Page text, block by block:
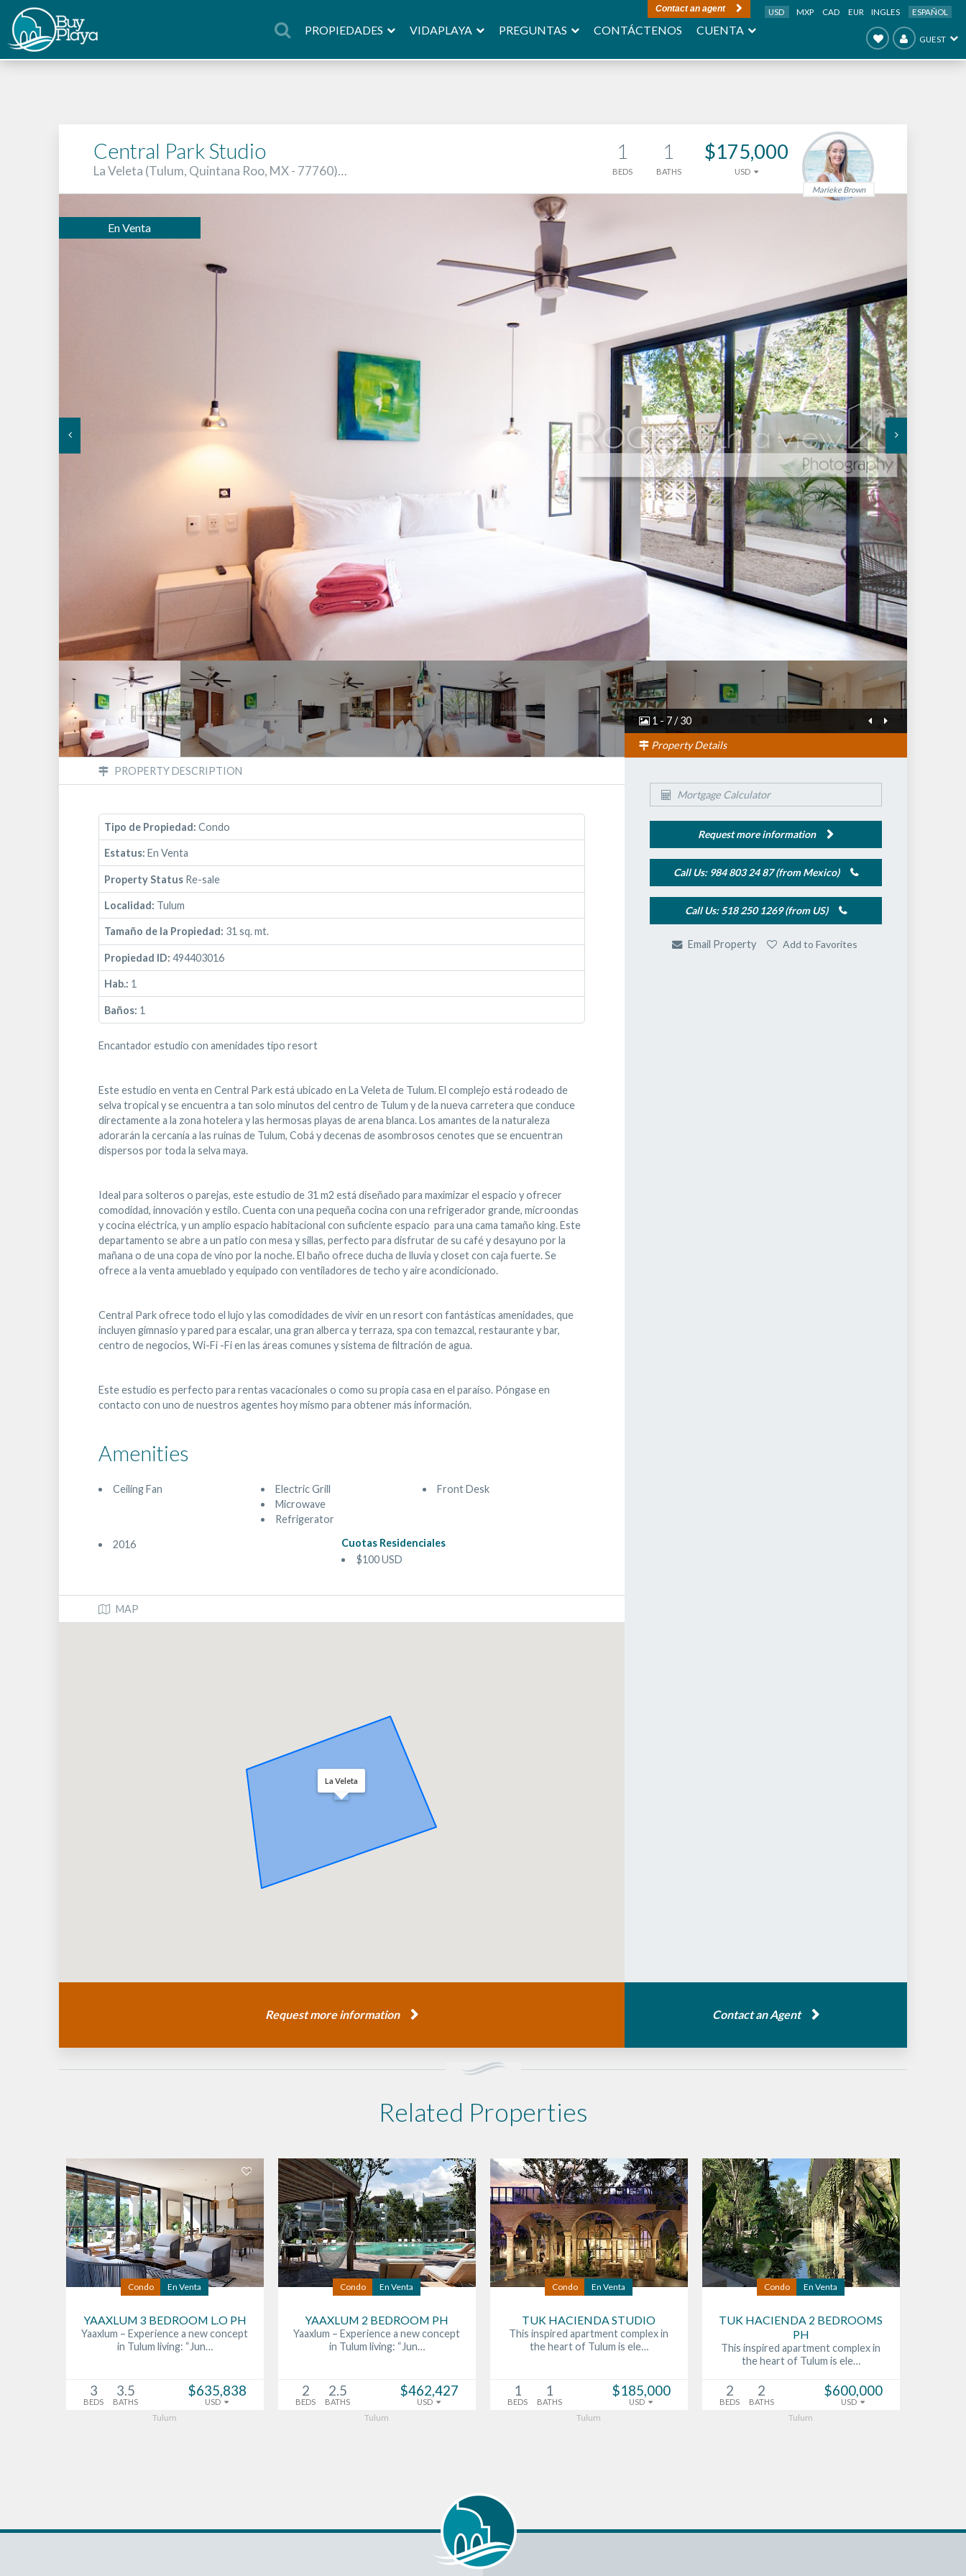
PROPIEDADES VIDAPLAYA PREGUNTAS CONTÁCTENOS CUENTA
USD MXP CAD EUR INGLES ESPAÑOL
Contact an agent
GUEST
Central Park Studio
La Veleta (Tulum, Quintana Roo, MX - 77760)…
1
BEDS
1
BATHS
$175,000
USD
Marieke Brown
En Venta
1 - 7/30
Property Details
PROPERTY DESCRIPTION
Tipo de Propiedad: Condo
Estatus: En Venta
Property Status Re-sale
Localidad: Tulum
Tamaño de la Propiedad: 31 sq. mt.
Propiedad ID: 494403016
Hab.: 1
Baños: 1
Encantador estudio con amenidades tipo resort
Este estudio en venta en Central Park está ubicado en La Veleta de Tulum. El complejo está rodeado de
selva tropical y se encuentra a tan solo minutos del centro de Tulum y de la nueva carretera que conduce
directamente a la zona hotelera y las hermosas playas de arena blanca. Los amantes de la naturaleza
adorarán la cercanía a las ruinas de Tulum, Cobá y decenas de asombrosos cenotes que se encuentran
dispersos por toda la selva maya.
Ideal para solteros o parejas, este estudio de 31 m2 está diseñado para maximizar el espacio y ofrecer
comodidad, innovación y estilo. Cuenta con una pequeña cocina con una refrigerador grande, microondas
y cocina eléctrica, y un amplio espacio habitacional con suficiente espacio para una cama tamaño king. Este
departamento se abre a un patio con mesa y sillas, perfecto para disfrutar de su café y desayuno por la
mañana o de una copa de vino por la noche. El baño ofrece ducha de lluvia y closet con caja fuerte. Se
ofrece a la venta amueblado y equipado con ventiladores de techo y aire acondicionado.
Central Park ofrece todo el lujo y las comodidades de vivir en un resort con fantásticas amenidades, que
incluyen gimnasio y pared para escalar, una gran alberca y terraza, spa con temazcal, restaurante y bar,
centro de negocios, Wi-Fi -Fi en las áreas comunes y sistema de filtración de agua.
Este estudio es perfecto para rentas vacacionales o como su propia casa en el paraíso. Póngase en
contacto con uno de nuestros agentes hoy mismo para obtener más información.
Amenities
Ceiling Fan
Electric Grill
Microwave
Refrigerator
Front Desk
2016
Cuotas Residenciales
$100 USD
MAP
La Veleta
Request more information
Mortgage Calculator
Request more information
Call Us: 984 803 24 87 (from Mexico)
Call Us: 518 250 1269 (from US)
Email Property Add to Favorites
Contact an Agent
Related Properties
Condo En Venta
YAAXLUM 3 BEDROOM L.O PH
Yaaxlum – Experience a new concept
in Tulum living: “Jun…
3
BEDS
3.5
BATHS
$635,838
USD
Tulum
Condo En Venta
YAAXLUM 2 BEDROOM PH
Yaaxlum – Experience a new concept
in Tulum living: “Jun…
2
BEDS
2.5
BATHS
$462,427
USD
Tulum
Condo En Venta
TUK HACIENDA STUDIO
This inspired apartment complex in
the heart of Tulum is ele…
1
BEDS
1
BATHS
$185,000
USD
Tulum
Condo En Venta
TUK HACIENDA 2 BEDROOMS
PH
This inspired apartment complex in
the heart of Tulum is ele…
2
BEDS
2
BATHS
$600,000
USD
Tulum